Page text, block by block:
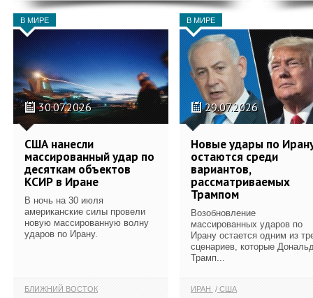
В МИРЕ
30.07.2026
США нанесли
массированный удар по
десяткам объектов
КСИР в Иране
В ночь на 30 июля
американские силы провели
новую массированную волну
ударов по Ирану.
БЛИЖНИЙ ВОСТОК
В МИРЕ
29.07.2026
Новые удары по
остаются среди
вариантов,
рассматриваемых
Трампом
Возобновление
массированных ударов по
Ирану остается одним из
сценариев, которые
Трамп...
ИРАН США